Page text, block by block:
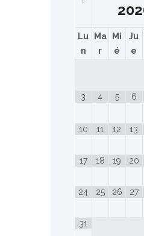
Lu
n
Ma
r
Mi
é
Ju
e
3 4 5 6
10 11 12 13
17 18 19 20
24 25 26 27
31